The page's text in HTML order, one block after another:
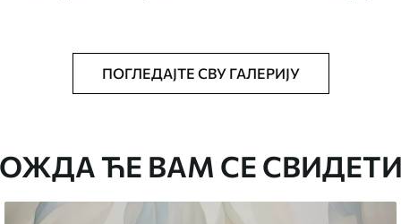
величини, исечена на идентичне
меким сунђером. Позадине са
се очистити водом.
ПОГЛЕДАЈТЕ СВУ ГАЛЕРИЈУ
ЋЕ ВАМ СЕ